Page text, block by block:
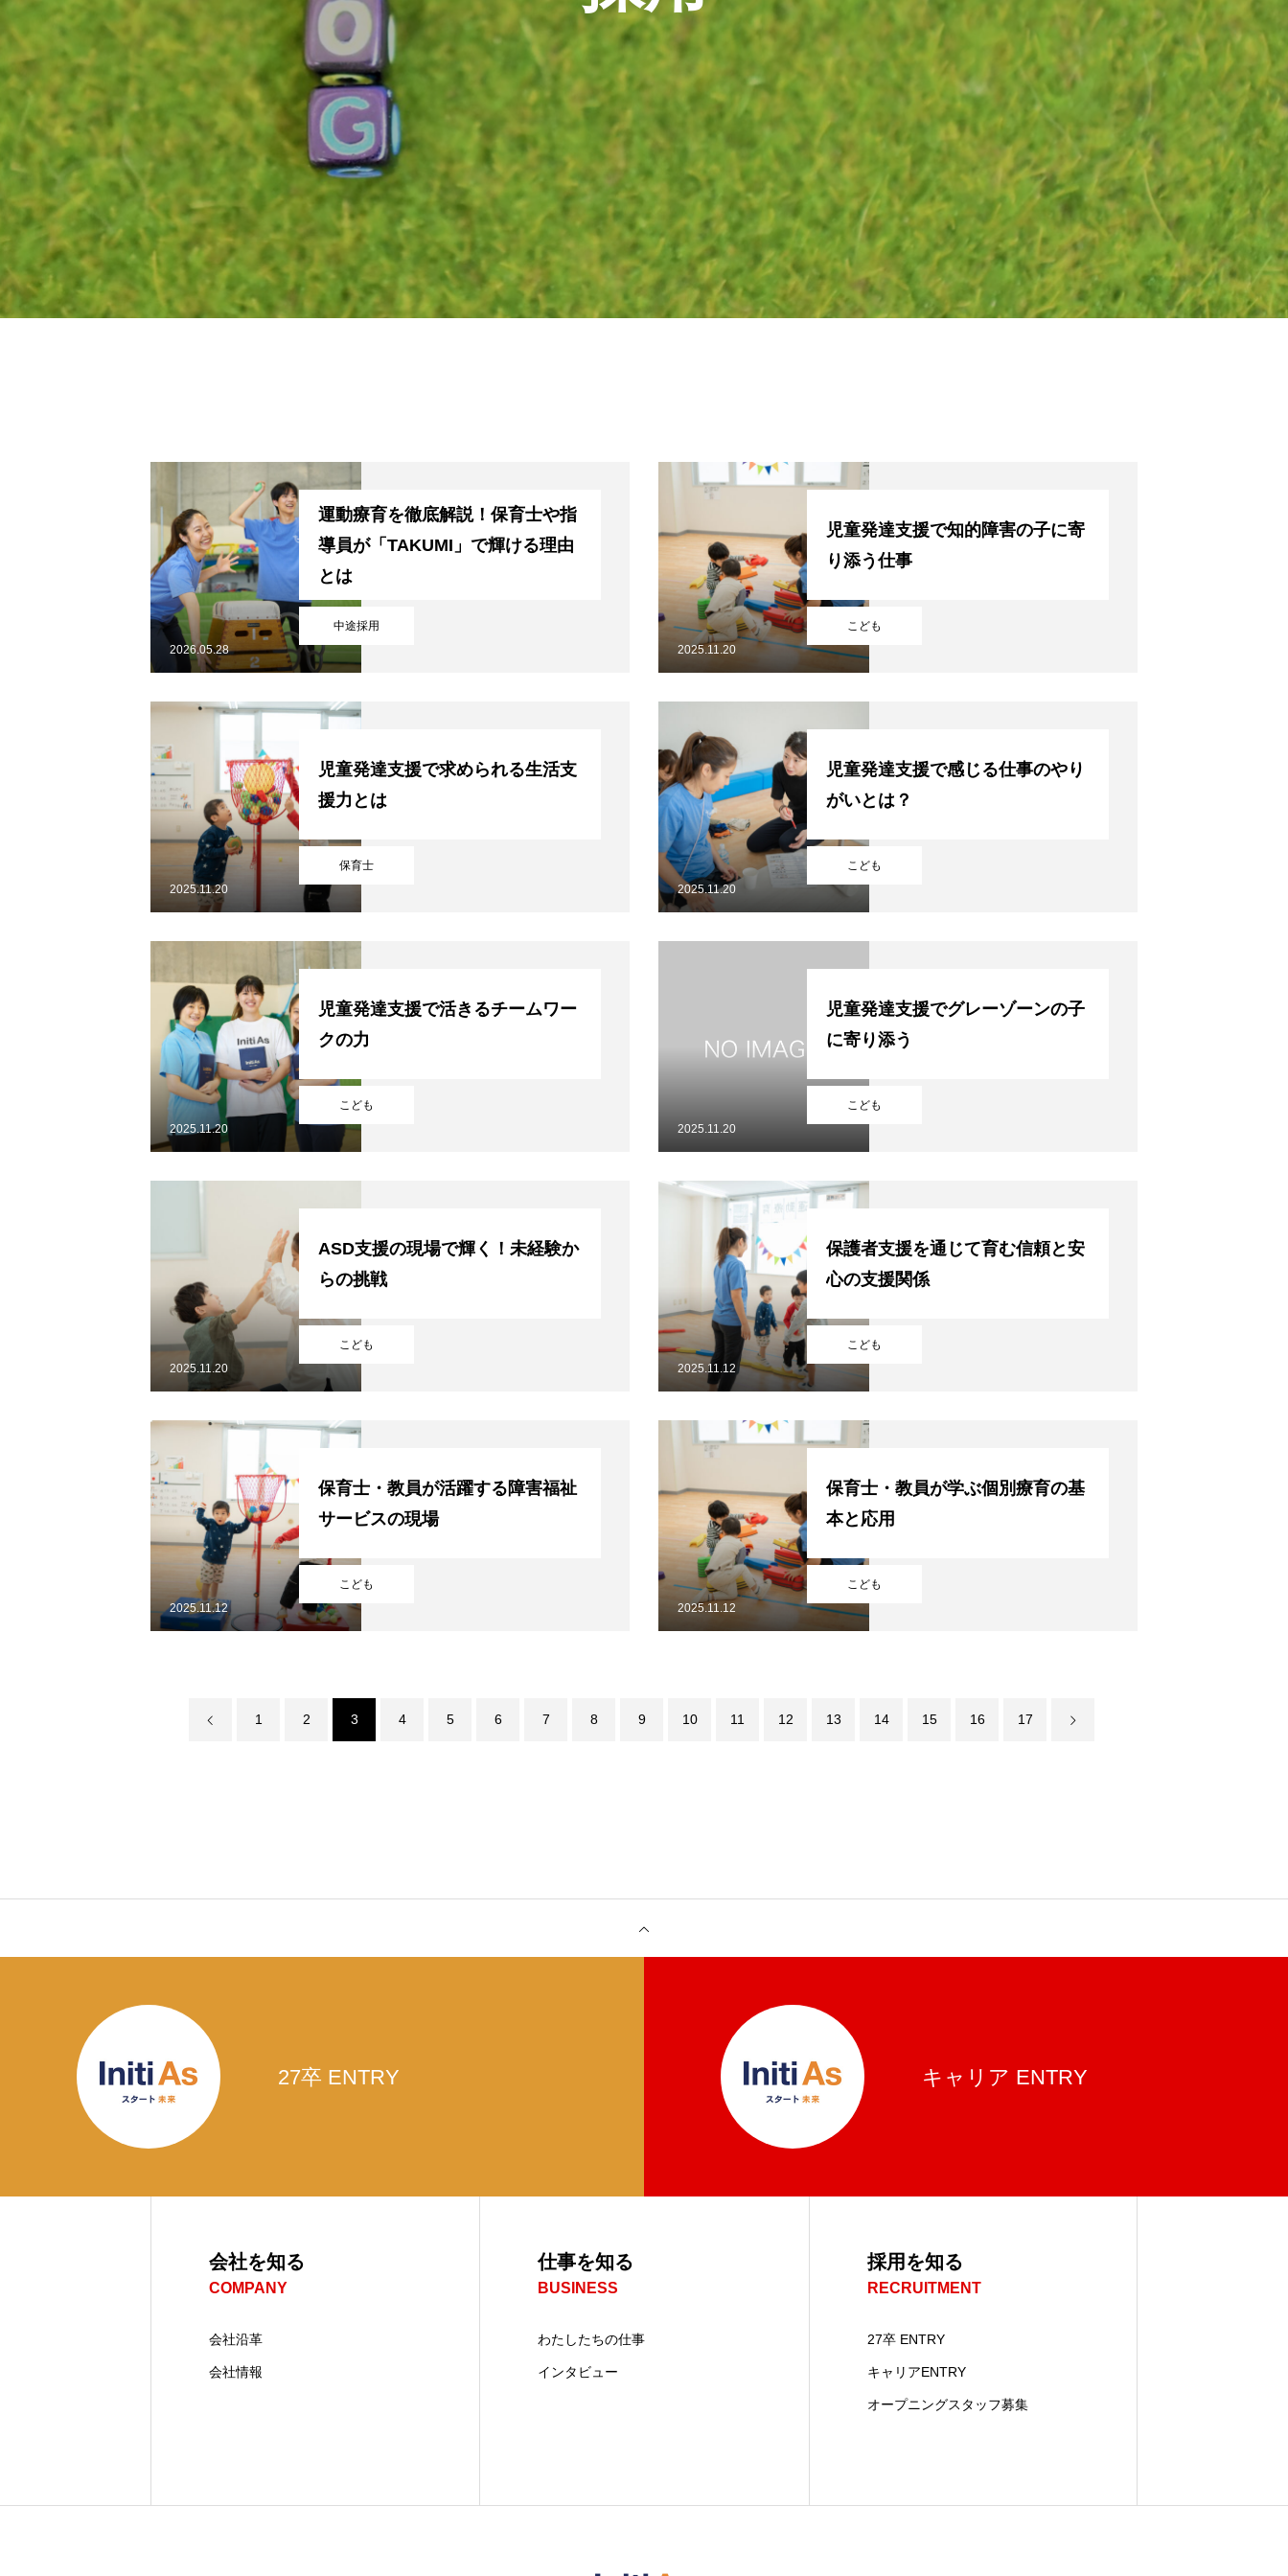
HOME
会社を知る
BUSINESS
採用を知る
中途採用
運動療育を徹底解説！保育士や指
導員が「TAKUMI」で輝ける理由
とは
2026.05.28
こども
児童発達支援で知的障害の子に寄
り添う仕事
2025.11.20
保育士
児童発達支援で求められる生活支
援力とは
2025.11.20
こども
児童発達支援で感じる仕事のやり
がいとは？
2025.11.20
こども
児童発達支援で活きるチームワー
クの力
2025.11.20
こども
児童発達支援でグレーゾーンの子
に寄り添う
2025.11.20
こども
ASD支援の現場で輝く！未経験か
らの挑戦
2025.11.20
こども
保護者支援を通じて育む信頼と安
心の支援関係
2025.11.12
こども
保育士・教員が活躍する障害福祉
サービスの現場
2025.11.12
こども
保育士・教員が学ぶ個別療育の基
本と応用
2025.11.12
1 2 3 4 5 6 7 8 9 10 11 12 13 14 15 16 17
27卒 ENTRY キャリア ENTRY
会社を知る
COMPANY
会社沿革
会社情報
仕事を知る
BUSINESS
わたしたちの仕事
インタビュー
採用を知る
RECRUITMENT
27卒 ENTRY
キャリアENTRY
オープニングスタッフ募集